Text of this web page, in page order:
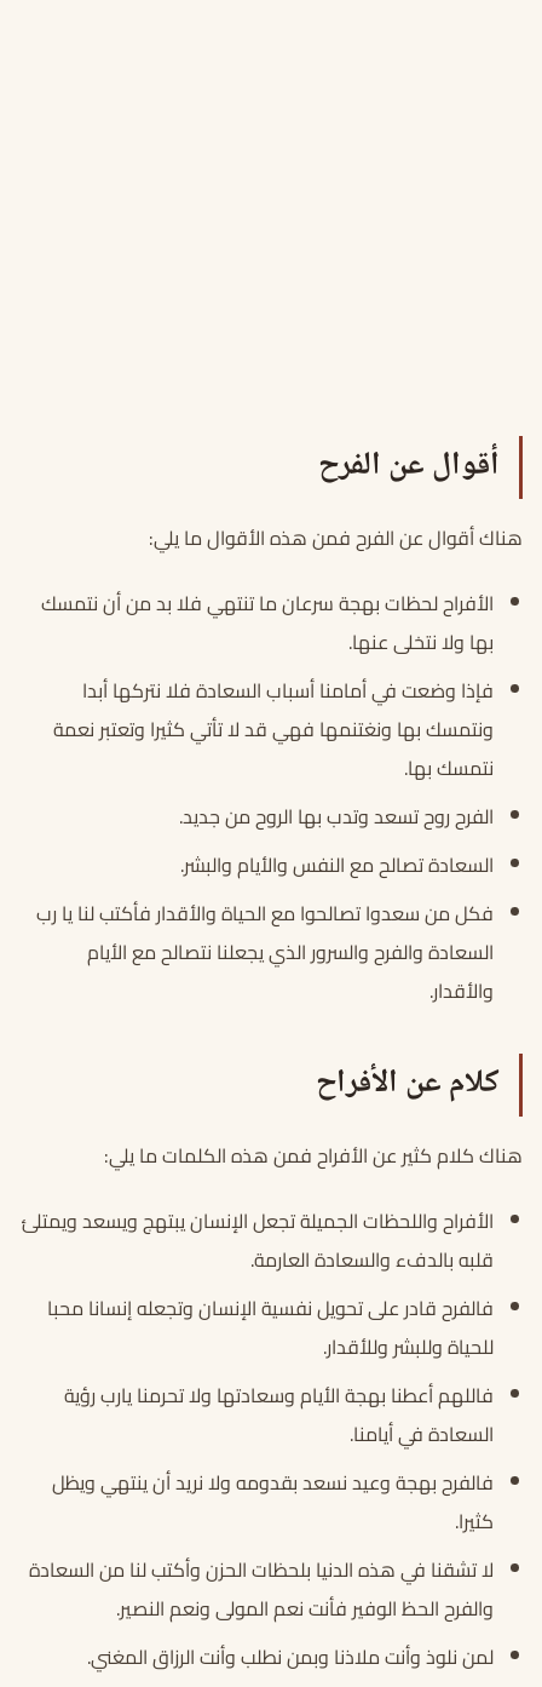
أقوال عن الفرح
هناك أقوال عن الفرح فمن هذه الأقوال ما يلي:
الأفراح لحظات بهجة سرعان ما تنتهي فلا بد من أن نتمسك
بها ولا نتخلى عنها.
فإذا وضعت في أمامنا أسباب السعادة فلا نتركها أبدا
ونتمسك بها ونغتنمها فهي قد لا تأتي كثيرا وتعتبر نعمة
نتمسك بها.
الفرح روح تسعد وتدب بها الروح من جديد.
السعادة تصالح مع النفس والأيام والبشر.
فكل من سعدوا تصالحوا مع الحياة والأقدار فأكتب لنا يا رب
السعادة والفرح والسرور الذي يجعلنا نتصالح مع الأيام
والأقدار.
كلام عن الأفراح
هناك كلام كثير عن الأفراح فمن هذه الكلمات ما يلي:
الأفراح واللحظات الجميلة تجعل الإنسان يبتهج ويسعد ويمتلئ
قلبه بالدفء والسعادة العارمة.
فالفرح قادر على تحويل نفسية الإنسان وتجعله إنسانا محبا
للحياة وللبشر وللأقدار.
فاللهم أعطنا بهجة الأيام وسعادتها ولا تحرمنا يارب رؤية
السعادة في أيامنا.
فالفرح بهجة وعيد نسعد بقدومه ولا نريد أن ينتهي ويظل
كثيرا.
لا تشقنا في هذه الدنيا بلحظات الحزن وأكتب لنا من السعادة
والفرح الحظ الوفير فأنت نعم المولى ونعم النصير.
لمن نلوذ وأنت ملاذنا وبمن نطلب وأنت الرزاق المغني.